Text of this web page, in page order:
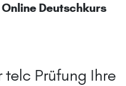
Online Deutschkurs
telc Prüfung Ihre